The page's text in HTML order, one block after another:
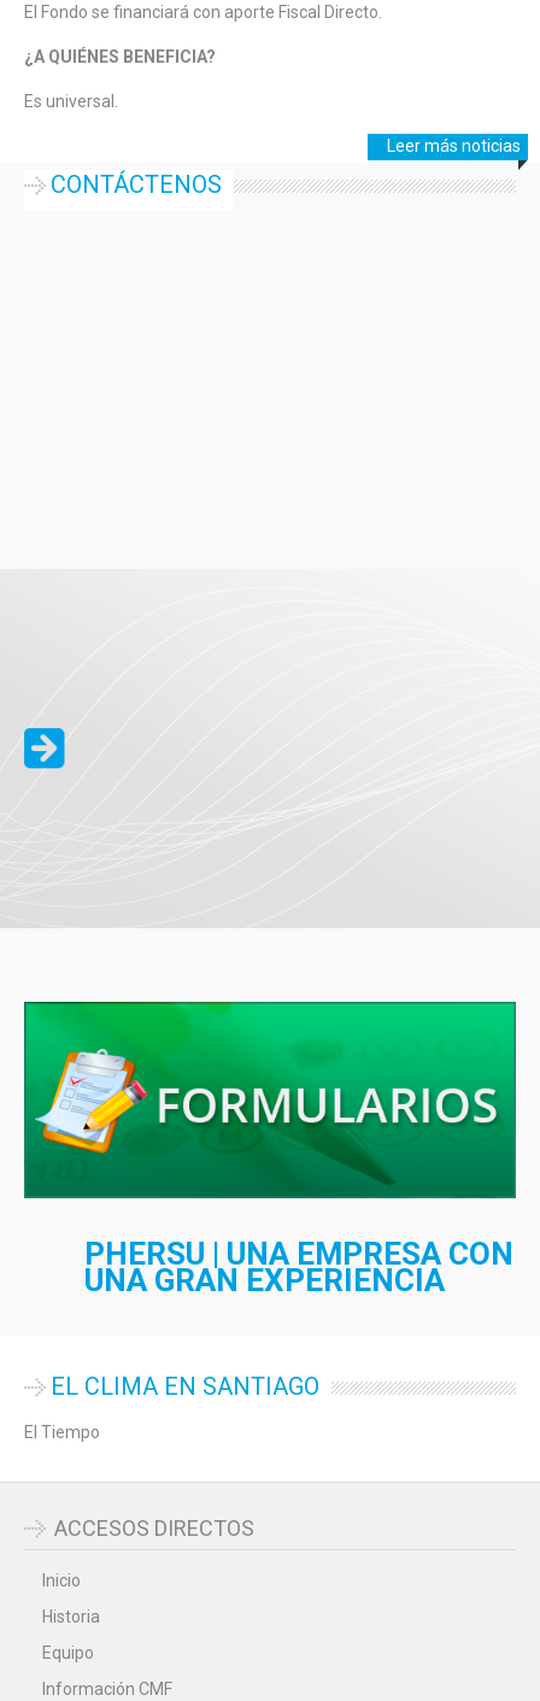
El Fondo se financiará con aporte Fiscal Directo.
¿A QUIÉNES BENEFICIA?
Es universal.
Leer más noticias
CONTÁCTENOS
PHERSU | UNA EMPRESA CON
UNA GRAN EXPERIENCIA
EL CLIMA EN SANTIAGO
El Tiempo
ACCESOS DIRECTOS
Inicio
Historia
Equipo
Información CMF